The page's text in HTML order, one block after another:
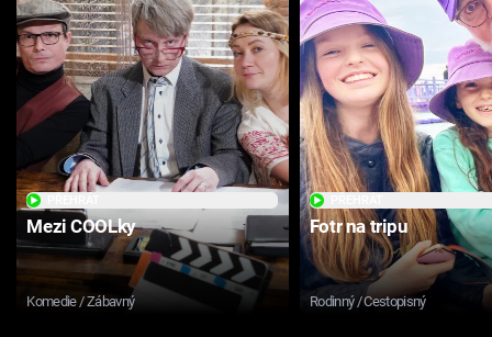
Mezi COOLky
Komedie / Zábavný
Fotr na tripu
Rodinný / Cestopisný